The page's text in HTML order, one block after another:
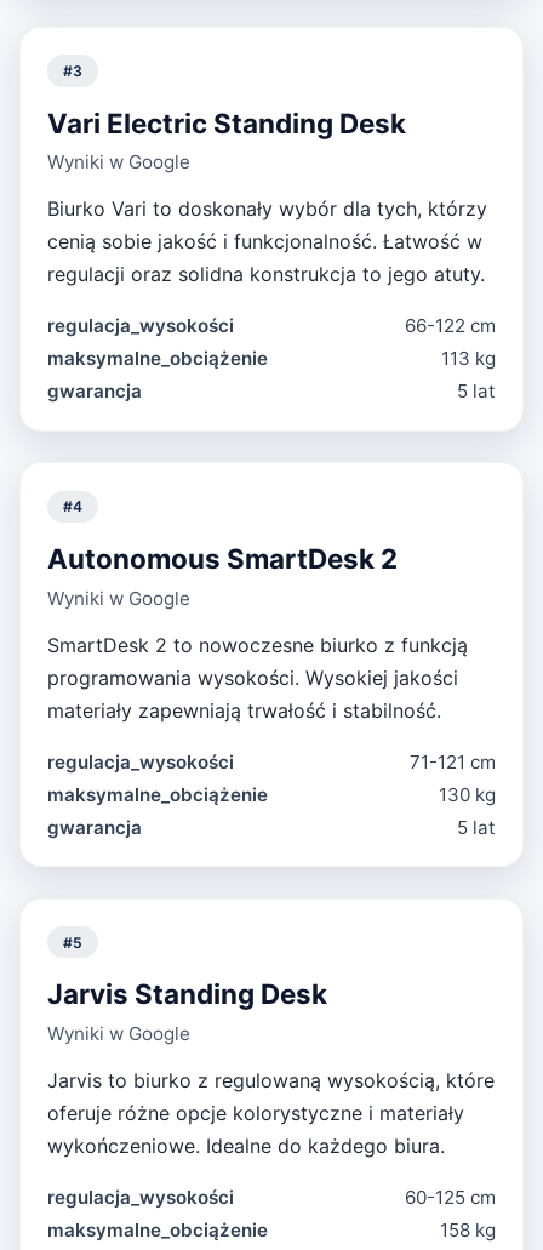
#3
Vari Electric Standing Desk
Wyniki w Google
Biurko Vari to doskonały wybór dla tych, którzy
cenią sobie jakość i funkcjonalność. Łatwość w
regulacji oraz solidna konstrukcja to jego atuty.
regulacja_wysokości
66-122 cm
maksymalne_obciążenie
113 kg
gwarancja
5 lat
#4
Autonomous SmartDesk 2
Wyniki w Google
SmartDesk 2 to nowoczesne biurko z funkcją
programowania wysokości. Wysokiej jakości
materiały zapewniają trwałość i stabilność.
regulacja_wysokości
71-121 cm
maksymalne_obciążenie
130 kg
gwarancja
5 lat
#5
Jarvis Standing Desk
Wyniki w Google
Jarvis to biurko z regulowaną wysokością, które
oferuje różne opcje kolorystyczne i materiały
wykończeniowe. Idealne do każdego biura.
regulacja_wysokości
60-125 cm
maksymalne_obciążenie
158 kg